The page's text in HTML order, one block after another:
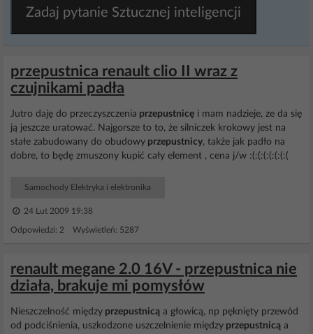
Zadaj pytanie Sztucznej inteligencji
przepustnica renault clio II wraz z
czujnikami padła
Jutro daję do przeczyszczenia przepustnicę i mam nadzieje, ze da się
ją jeszcze uratować. Najgorsze to to, że silniczek krokowy jest na
stałe zabudowany do obudowy przepustnicy, także jak padło na
dobre, to będę zmuszony kupić cały element , cena j/w :(:(:(:(:(:(:(
Samochody Elektryka i elektronika
24 Lut 2009 19:38
Odpowiedzi: 2 Wyświetleń: 5287
renault megane 2.0 16V - przepustnica nie
działa, brakuje mi pomysłów
Nieszczelność między przepustnicą a głowicą, np pęknięty przewód
od podciśnienia, uszkodzone uszczelnienie między przepustnicą a